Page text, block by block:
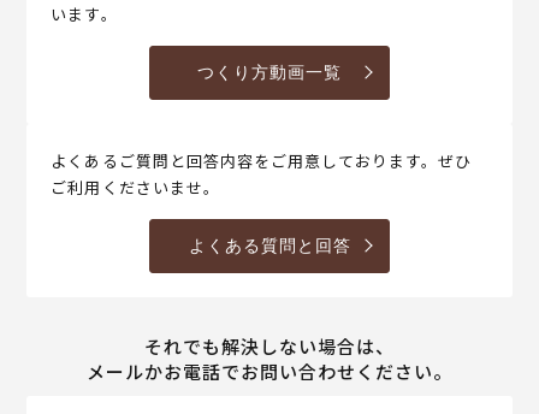
います。
つくり方動画一覧
よくあるご質問と回答内容をご用意しております。ぜひ
ご利用くださいませ。
よくある質問と回答
それでも解決しない場合は、
メールかお電話でお問い合わせください。